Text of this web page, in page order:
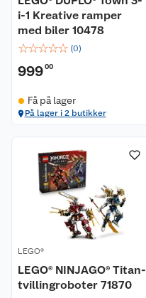
i-1 Kreative ramper
med biler 10478
☆☆☆☆☆ (0)
99900
Få på lager
På lager i 2 butikker
LEGO®
LEGO® NINJAGO® Titan-
tvillingroboter 71870